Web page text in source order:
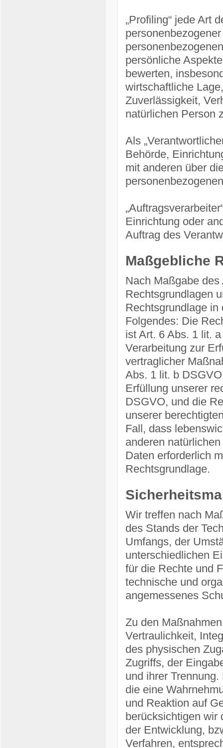
„Profiling“ jede Art
persönliche
bewerten,
wirtschaftliche
Zuverlässigkeit,
natürlichen Person
Als
Behörde,
mit anderen über
Einrichtung oder
Auftrag des
Maßgebliche
Nach Maßgabe
Rechtsgrundlagen
Rechtsgrundlage
Folgendes: Die
ist Art. 6 Abs. 1 lit.
Verarbeitung zur
vertraglicher
Abs. 1 lit. b
Erfüllung unserer
DSGVO, und die
unserer
Fall, dass
anderen
Daten erforderlich
Rechtsgrundlage.
Wir treffen nach
des Stands der
Umfangs, der
unterschiedlichen
für die Rechte und
technische und
angemessenes
Zu den
Vertraulichkeit,
des physischen
Zugriffs, der
und ihrer
die eine
und Reaktion auf
berücksichtigen wir
der Entwicklung,
Verfahren,